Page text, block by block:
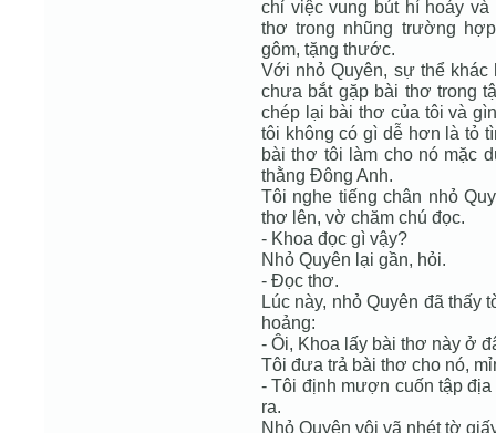
chỉ việc vung bút hí hoáy
thơ trong nhũng trường
gôm, tặng thước.
Với nhỏ Quyên, sự thể
chưa bắt gặp bài thơ trong
chép lại bài thơ của tôi và
tôi không có gì dễ hơn là tỏ
bài thơ tôi làm cho nó mặc
thằng Đông Anh.
Tôi nghe tiếng chân nhỏ
thơ lên, vờ chăm chú đọc.
- Khoa đọc gì vậy?
Nhỏ Quyên lại gần, hỏi.
- Đọc thơ.
Lúc này, nhỏ Quyên đã thấy
hoảng:
- Ôi, Khoa lấy bài thơ này ở
Tôi đưa trả bài thơ cho nó,
- Tôi định mượn cuốn tập
ra.
Nhỏ Quyên vội vã nhét tờ